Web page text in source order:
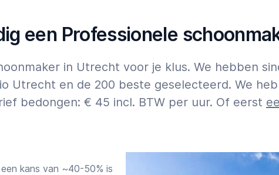
een Professionele
in Utrecht voor je klus. We hebben
Utrecht en de 200 beste geselecteerd. We
bedongen: € 45 incl. BTW per uur. Of eerst
kans van ~40-50% is